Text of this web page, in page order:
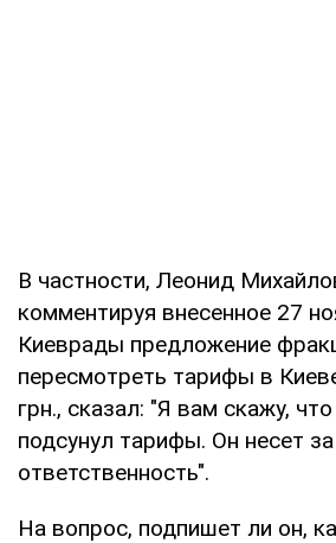
В частности, Леонид
комментируя внесенное 27
Киеврады предложение
пересмотреть тарифы в
грн., сказал: "Я вам скажу,
подсунул тарифы. Он несет
ответственность".
На вопрос, подпишет ли он,